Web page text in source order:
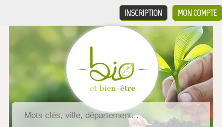
MON COMPTE
INSCRIPTION